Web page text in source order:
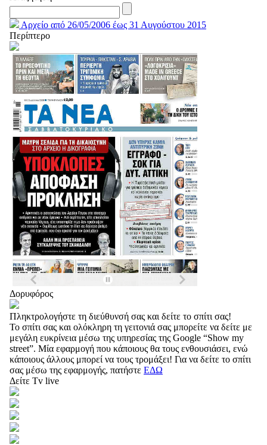
Αρχείο από 26/05/2006 έως 31 Αυγούστου 2015
Περίπτερο
Δορυφόρος
Πληκτρολογήστε τη διεύθυνσή σας και δείτε το σπίτι σας!
Το σπίτι σας και ολόκληρη τη γειτονιά σας μπορείτε να δείτε με
μεγάλη ευκρίνεια μέσω της υπηρεσίας της Google “Show my
street”. Μία εφαρμογή που κάποιους θα τους ενθουσιάσει, ενώ
κάποιους άλλους μπορεί να τους τρομάξει! Για να δείτε το σπίτι
σας μέσω της εφαρμογής, πατήστε ΕΔΩ
Δείτε Tv live